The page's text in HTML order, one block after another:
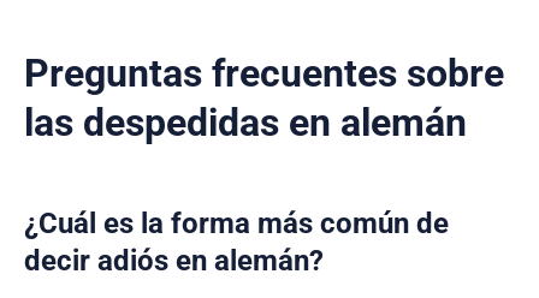
Preguntas frecuentes sobre
las despedidas en alemán
¿Cuál es la forma más común de
decir adiós en alemán?